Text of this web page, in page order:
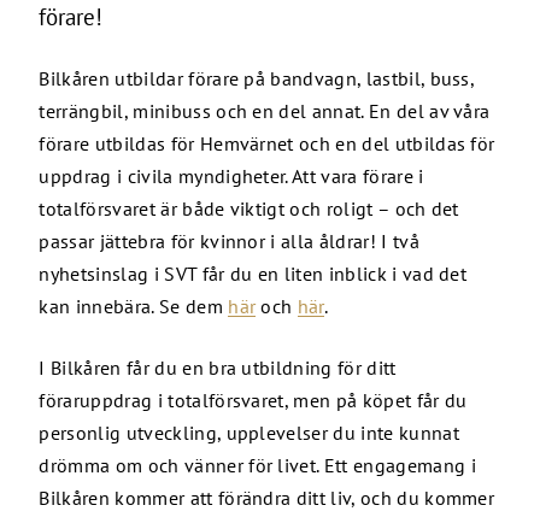
förare!
Bilkåren utbildar förare på bandvagn, lastbil, buss,
terrängbil, minibuss och en del annat. En del av våra
förare utbildas för Hemvärnet och en del utbildas för
uppdrag i civila myndigheter. Att vara förare i
totalförsvaret är både viktigt och roligt – och det
passar jättebra för kvinnor i alla åldrar! I två
nyhetsinslag i SVT får du en liten inblick i vad det
kan innebära. Se dem häroch här.
I Bilkåren får du en bra utbildning för ditt
föraruppdrag i totalförsvaret, men på köpet får du
personlig utveckling, upplevelser du inte kunnat
drömma om och vänner för livet. Ett engagemang i
Bilkåren kommer att förändra ditt liv, och du kommer